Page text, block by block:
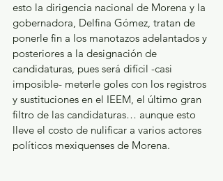
esto la dirigencia nacional de Morena y la
gobernadora, Delfina Gómez, tratan de
ponerle fin a los manotazos adelantados y
posteriores a la designación de
candidaturas, pues será difícil -casi
imposible- meterle goles con los registros
y sustituciones en el IEEM, el último gran
filtro de las candidaturas… aunque esto
lleve el costo de nulificar a varios actores
políticos mexiquenses de Morena.